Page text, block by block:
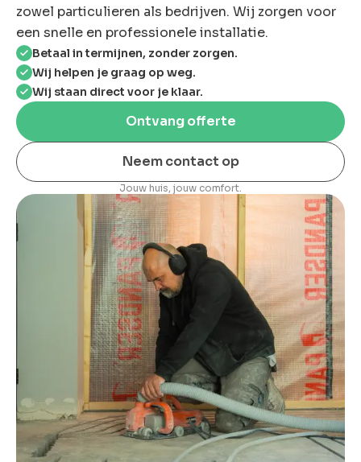
zowel particulieren als bedrijven. Wij zorgen voor
een snelle en professionele installatie.
Betaal in termijnen, zonder zorgen.
Wij helpen je graag op weg.
Wij staan direct voor je klaar.
Ontvang offerte
Neem contact op
Jouw huis, jouw comfort.